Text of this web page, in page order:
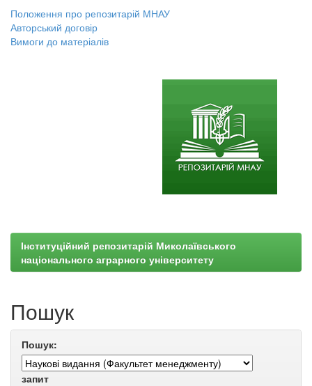
Положення про репозитарій МНАУ
Авторський договір
Вимоги до матеріалів
Інституційний репозитарій Миколаївського
національного аграрного університету
Пошук
Пошук:
запит